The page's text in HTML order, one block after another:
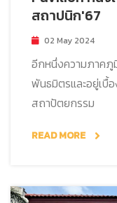
สถาปนิก'67
02 May 2024
อีกหนึ่งความภาคภู
พันธมิตรและอยู่เบื้
สถาปัตยกรรม
READ MORE